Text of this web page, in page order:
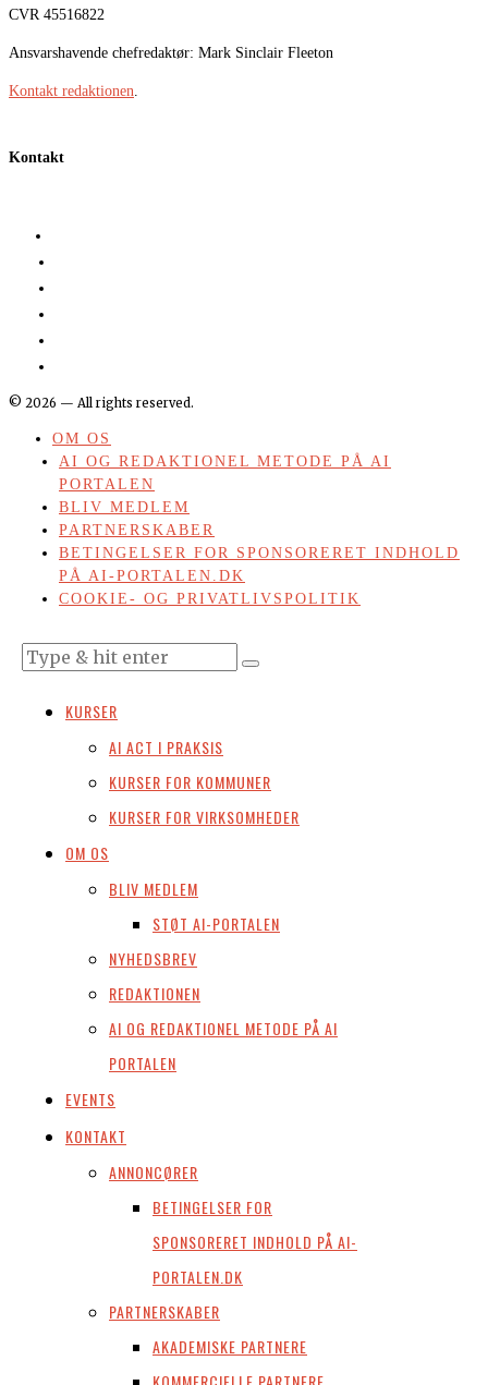
CVR 45516822
Ansvarshavende chefredaktør: Mark Sinclair Fleeton
Kontakt redaktionen
Kontakt
© 2026 — All rights reserved.
OM OS
AI OG REDAKTIONEL METODE PÅ AI
PORTALEN
BLIV MEDLEM
PARTNERSKABER
BETINGELSER FOR SPONSORERET INDHOLD
PÅ AI-PORTALEN.DK
COOKIE- OG PRIVATLIVSPOLITIK
KURSER
AI ACT I PRAKSIS
KURSER FOR KOMMUNER
KURSER FOR VIRKSOMHEDER
OM OS
BLIV MEDLEM
STØT AI-PORTALEN
NYHEDSBREV
REDAKTIONEN
AI OG REDAKTIONEL METODE PÅ AI
PORTALEN
EVENTS
KONTAKT
ANNONCØRER
BETINGELSER FOR
SPONSORERET INDHOLD PÅ AI-
PORTALEN.DK
PARTNERSKABER
AKADEMISKE PARTNERE